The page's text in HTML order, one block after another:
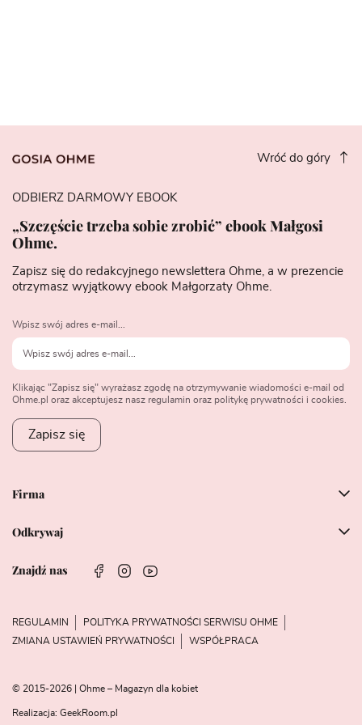
Wróć do góry
Firma
Odkrywaj
Znajdź nas
ODBIERZ DARMOWY EBOOK
„Szczęście trzeba sobie zrobić” ebook Małgosi
Ohme.
Zapisz się do redakcyjnego newslettera Ohme, a w prezencie
otrzymasz wyjątkowy ebook Małgorzaty Ohme.
Wpisz swój adres e-mail...
Klikając "Zapisz się" wyrażasz zgodę na otrzymywanie wiadomości e-mail od
Ohme.pl oraz akceptujesz nasz regulamin oraz politykę prywatności i cookies.
Zapisz się
REGULAMIN
POLITYKA PRYWATNOŚCI SERWISU OHME
ZMIANA USTAWIEŃ PRYWATNOŚCI
WSPÓŁPRACA
© 2015-2026 | Ohme – Magazyn dla kobiet
Realizacja: GeekRoom.pl